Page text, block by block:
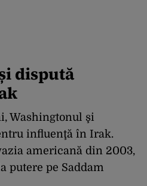
dispută
Washingtonul şi
influenţă în Irak.
americană din 2003,
putere pe Saddam